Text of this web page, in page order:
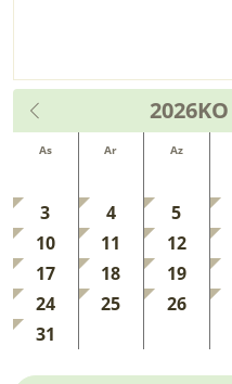
2026KO
As Ar Az
3
4 5
10
11 12
17
18 19
24
25 26
31